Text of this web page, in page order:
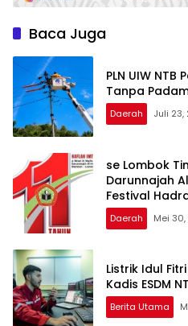
Baca Juga
PLN UIW
Tanpa
Daerah Juli 23,
se Lombok
Darunnajah
Festival
Daerah Mei
Listrik Idul
Kadis ESDM
Berita Utama